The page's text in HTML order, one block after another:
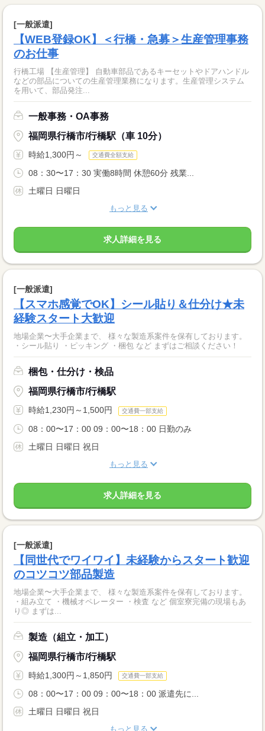
[一般派遣]
【WEB登録OK】＜行橋・急募＞生産管理事務
のお仕事
行橋工場 【生産管理】 自動車部品であるキーセットやドアハンドル
などの部品についての生産管理業務になります。生産管理システム
を用いて、部品発注...
一般事務・OA事務
福岡県行橋市/行橋駅（車 10分）
時給1,300円～ 交通費全額支給
08：30〜17：30 実働8時間 休憩60分 残業...
土曜日 日曜日
もっと見る
求人詳細を見る
[一般派遣]
【スマホ感覚でOK】シール貼り＆仕分け★未
経験スタート大歓迎
地場企業〜大手企業まで、 様々な製造系案件を保有しております。
・シール貼り ・ピッキング ・梱包 など まずはご相談ください！
梱包・仕分け・検品
福岡県行橋市/行橋駅
時給1,230円～1,500円 交通費一部支給
08：00〜17：00 09：00〜18：00 日勤のみ
土曜日 日曜日 祝日
もっと見る
求人詳細を見る
[一般派遣]
【同世代でワイワイ】未経験からスタート歓迎
のコツコツ部品製造
地場企業〜大手企業まで、 様々な製造系案件を保有しております。
・組み立て ・機械オペレーター ・検査 など 個室寮完備の現場もあ
り◎ まずは...
製造（組立・加工）
福岡県行橋市/行橋駅
時給1,300円～1,850円 交通費一部支給
08：00〜17：00 09：00〜18：00 派遣先に...
土曜日 日曜日 祝日
もっと見る